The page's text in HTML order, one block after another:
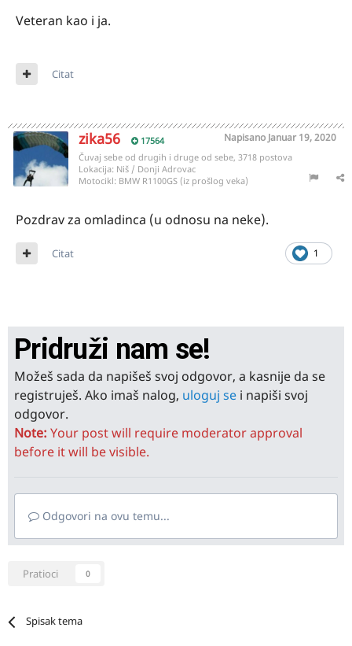
Veteran kao i ja.
Citat
zika56 17564 Napisano Januar 19, 2020
Čuvaj sebe od drugih i druge od sebe, 3718 postova
Lokacija: Niš / Donji Adrovac
Motocikl: BMW R1100GS (iz prošlog veka)
Pozdrav za omladinca (u odnosu na neke).
1
Citat
Pridruži nam se!
Možeš sada da napišeš svoj odgovor, a kasnije da se
registruješ. Ako imaš nalog, uloguj se i napiši svoj
odgovor.
Note: Your post will require moderator approval
before it will be visible.
Odgovori na ovu temu...
Pratioci 0
Spisak tema